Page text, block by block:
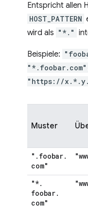
Entspricht allen
HOST_PATTERN
wird als "*."
Beispiele:
"https://
Muster
" . foobar.
com"
"*.
foobar.
com"